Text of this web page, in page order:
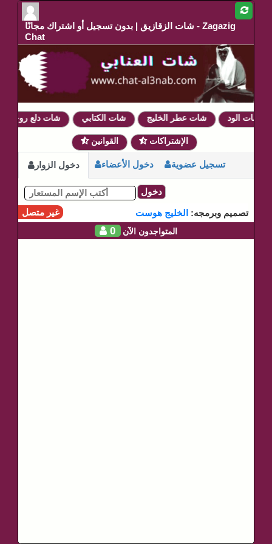
شات الزقازيق | بدون تسجيل أو اشتراك مجانًا - Zagazig
Chat
شات دلع روحي شات الكتابي شات عطر الخليج شات الود
القوانين الإشتراكات
دخول الزوار دخول الأعضاء تسجيل عضوية
دخول
غير متصل
تصميم وبرمجه: الخليج هوست
0 المتواجدون الآن